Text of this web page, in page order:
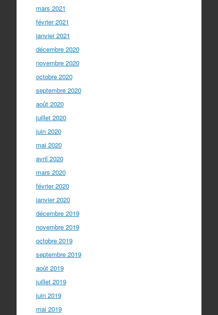
mars 2021
février 2021
janvier 2021
décembre 2020
novembre 2020
octobre 2020
septembre 2020
août 2020
juillet 2020
juin 2020
mai 2020
avril 2020
mars 2020
février 2020
janvier 2020
décembre 2019
novembre 2019
octobre 2019
septembre 2019
août 2019
juillet 2019
juin 2019
mai 2019